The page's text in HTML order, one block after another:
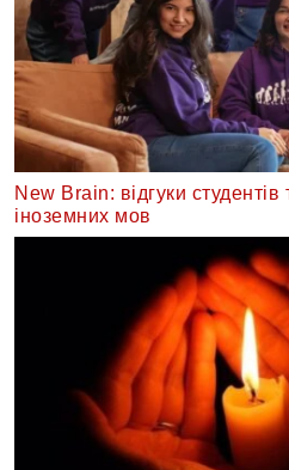
New Brain: відгуки
іноземних мов